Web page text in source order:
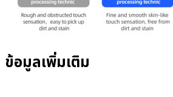
ข้อมูลเพิ่มเติม